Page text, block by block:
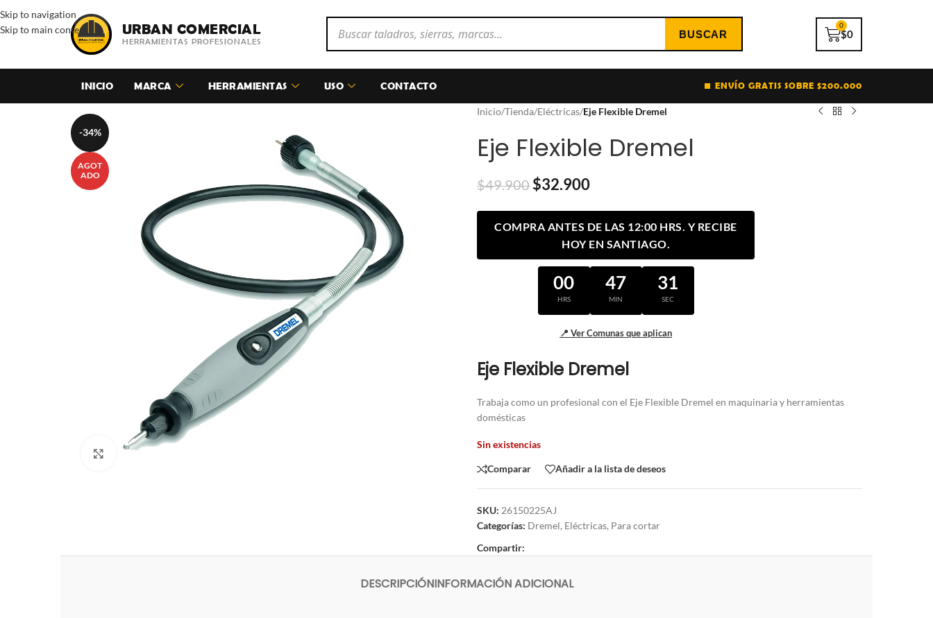
Skip to navigation
Skip to main content
URBAN COMERCIAL
HERRAMIENTAS PROFESIONALES
$0
0
INICIO MARCA HERRAMIENTAS USO CONTACTO ENVÍO GRATIS SOBRE $200.000
-34%
AGOT
ADO
Clic para ampliar
Inicio/Tienda/Eléctricas/Eje Flexible Dremel
Eje Flexible Dremel
$49.900 $32.900
COMPRA ANTES DE LAS 12:00 HRS. Y RECIBE
HOY EN SANTIAGO.
00
HRS
47
MIN
30
SEC
📍 Ver Comunas que aplican
Eje Flexible Dremel
Trabaja como un profesional con el Eje Flexible Dremel en maquinaria y herramientas
domésticas
Sin existencias
Comparar Añadir a la lista de deseos
SKU: 26150225AJ
Categorías: Dremel, Eléctricas, Para cortar
Compartir:
DESCRIPCIÓNINFORMACIÓN ADICIONAL